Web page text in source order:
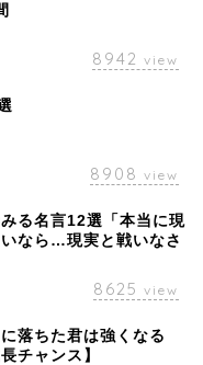
8942 view
8908 view
る名言12選「本当に現
なら…現実と戦いなさ
8625 view
落ちた君は強くなる
チャンス】